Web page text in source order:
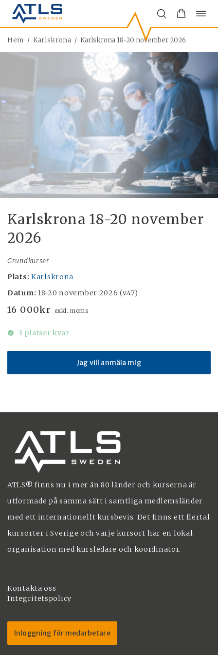
Hoppa
till
innehåll
Hem / Karlskrona / Karlskrona 18-20 november 2026
Karlskrona 18-20 november
2026
Grundkurser
Plats: Karlskrona
Datum: 18-20 november 2026 (v.47)
16 000kr exkl. moms
3 platser kvar
Jag vill anmäla mig
ATLS® finns nu i mer än 80 länder och kurserna är
utformade på samma sätt i samtliga medlemsländer
med ett internationellt kursbevis. Det finns ett flertal
kursorter i Sverige och varje kursort har en lokal
organisation med kursledare och koordinator.
Kontakta oss
Integritetspolicy
Inloggning för medarbetare